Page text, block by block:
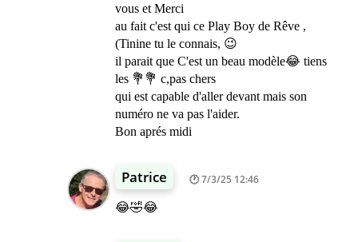
vous et Merci
au fait c'est qui ce Play Boy de Rêve ,
(Tinine tu le connais, 😉
il parait que C'est un beau modèle😂 tiens
les 💐💐 c,pas chers
qui est capable d'aller devant mais son
numéro ne va pas l'aider.
Bon aprés midi
Patrice 7/3/25 12:46
😂🤣😂